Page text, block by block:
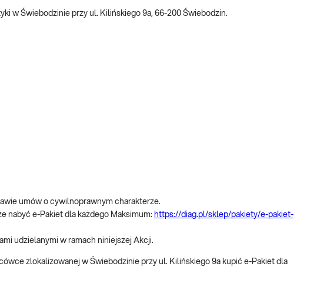
w Świebodzinie przy ul. Kilińskiego 9a, 66-200 Świebodzin.
umów o cywilnoprawnym charakterze.
nabyć e-Pakiet dla każdego Maksimum: https://diag.pl/sklep/pakiety/e-pakiet-
udzielanymi w ramach niniejszej Akcji.
zlokalizowanej w Świebodzinie przy ul. Kilińskiego 9a kupić e-Pakiet dla